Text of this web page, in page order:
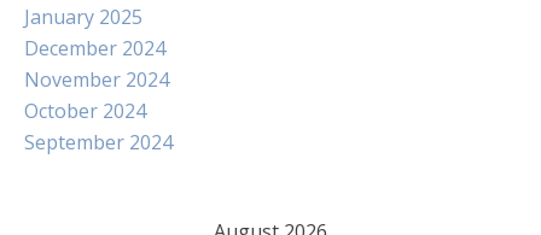
January 2025
December 2024
November 2024
October 2024
September 2024